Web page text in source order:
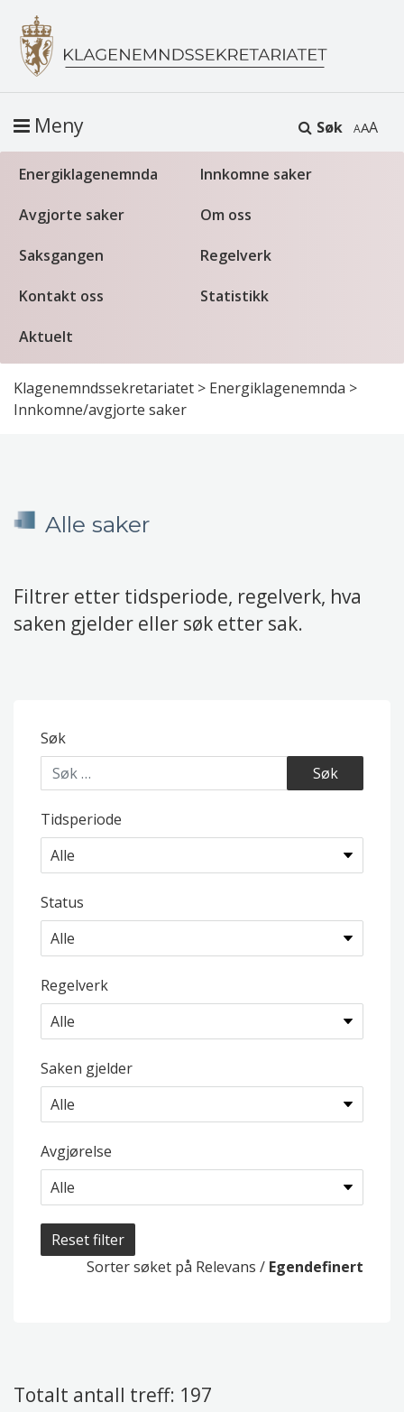
Søk A
Meny
Energiklagenemnda Innkomne saker
Avgjorte saker Om oss
Saksgangen Regelverk
Kontakt oss Statistikk
Aktuelt
Klagenemndssekretariatet > Energiklagenemnda >
Innkomne/avgjorte saker
Alle saker
Filtrer etter tidsperiode, regelverk, hva
saken gjelder eller søk etter sak.
Søk
Tidsperiode
Status
Regelverk
Saken gjelder
Avgjørelse
Reset filter
Sorter søket på Relevans / Egendefinert
Totalt antall treff: 197